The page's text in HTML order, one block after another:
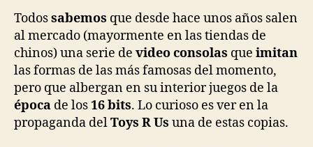
Todossabemos que desde hace unos años salen
al mercado (mayormente en las tiendas de
chinos) una serie de video consolas que imitan
las formas de las más famosas del momento,
pero que albergan en su interior juegos de la
época de los16 bits. Lo curioso es ver en la
propaganda delToys R Us una de estas copias.